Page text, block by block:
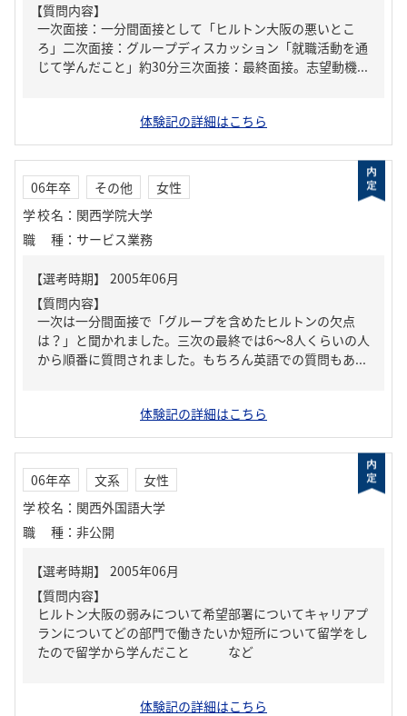
【質問内容】
一次面接：一分間面接として「ヒルトン大阪の悪いとこ
ろ」二次面接：グループディスカッション「就職活動を通
じて学んだこと」約30分三次面接：最終面接。志望動機...
体験記の詳細はこちら
06年卒 その他
女性
学校名 ： 関西学院大学
職種 ： サービス業務
【質問内容】
一次は一分間面接で「グループを含めたヒルトンの欠点
は？」と聞かれました。三次の最終では6～8人くらいの人
から順番に質問されました。もちろん英語での質問もあ...
体験記の詳細はこちら
06年卒 文系
女性
学校名 ： 関西外国語大学
職種 ： 非公開
【質問内容】
ヒルトン大阪の弱みについて希望部署についてキャリアプ
ランについてどの部門で働きたいか短所について留学をし
たので留学から学んだこと など
体験記の詳細はこちら